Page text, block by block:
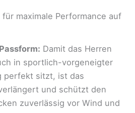
maximale Performance auf
Damit das Herren
in sportlich-vorgeneigter
perfekt sitzt, ist das
und schützt den
zuverlässig vor Wind und